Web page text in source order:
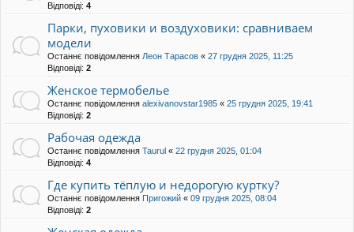
Відповіді: 4
Парки, пуховики и воздуховики: сравниваем
модели
Останнє повідомлення Леон Тарасов « 27 грудня 2025, 11:25
Відповіді: 2
Женское термобелье
Останнє повідомлення alexivanovstar1985 « 25 грудня 2025, 19:41
Відповіді: 2
Рабочая одежда
Останнє повідомлення Taurul « 22 грудня 2025, 01:04
Відповіді: 4
Где купить тёплую и недорогую куртку?
Останнє повідомлення Пригожий « 09 грудня 2025, 08:04
Відповіді: 2